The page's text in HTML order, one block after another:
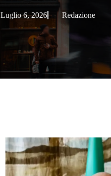
Luglio 6, 2026 Redazione